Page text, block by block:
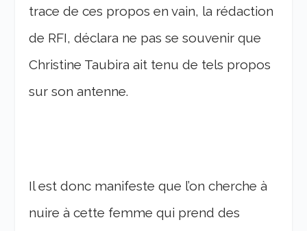
trace de ces propos en vain, la rédaction
de RFI, déclara ne pas se souvenir que
Christine Taubira ait tenu de tels propos
sur son antenne.
Il est donc manifeste que l’on cherche à
nuire à cette femme qui prend des